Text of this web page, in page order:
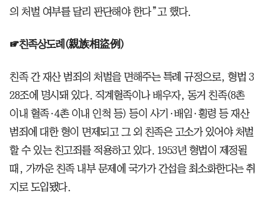
의 처벌 여부를 달리 판단해야 한다”고 했다.
☞친족상도례(親族相盜例)
친족 간 재산 범죄의 처벌을 면해주는 특례 규정으로, 형법 3
28조에 명시돼 있다. 직계혈족이나 배우자, 동거 친족(8촌
이내 혈족·4촌 이내 인척 등) 등이 사기·배임·횡령 등 재산
범죄에 대한 형이 면제되고 그 외 친족은 고소가 있어야 처벌
할 수 있는 친고죄를 적용하고 있다. 1953년 형법이 제정될
때, 가까운 친족 내부 문제에 국가가 간섭을 최소화한다는 취
지로 도입됐다.